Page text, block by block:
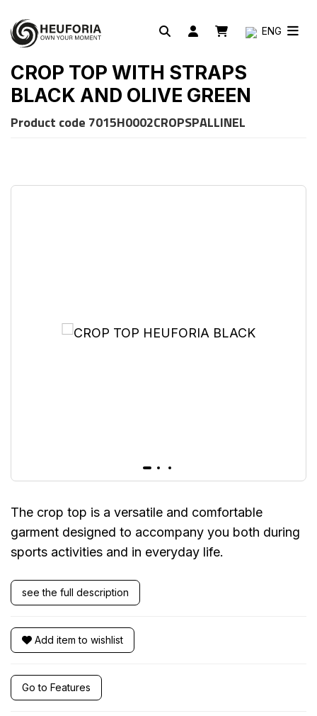
ENG
CROP TOP WITH STRAPS
BLACK AND OLIVE GREEN
Product code 7015H0002CROPSPALLINEL
The crop top is a versatile and comfortable
garment designed to accompany you both during
sports activities and in everyday life.
see the full description
Add item to wishlist
Go to Features